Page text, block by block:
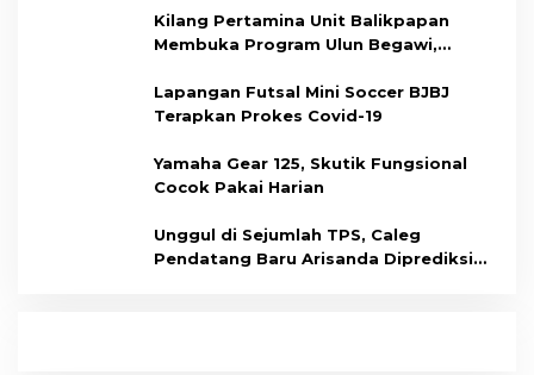
Kilang Pertamina Unit Balikpapan
Membuka Program Ulun Begawi,
Lapangan Futsal Mini Soccer BJBJ
Terapkan Prokes Covid-19
Yamaha Gear 125, Skutik Fungsional
Cocok Pakai Harian
Unggul di Sejumlah TPS, Caleg
Pendatang Baru Arisanda Diprediksi